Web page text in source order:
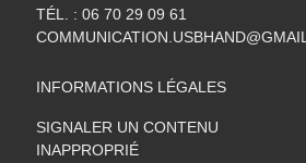
TÉL. : 06 70 29 09 61
INFORMATIONS LÉGALES
SIGNALER UN CONTENU
INAPPROPRIÉ